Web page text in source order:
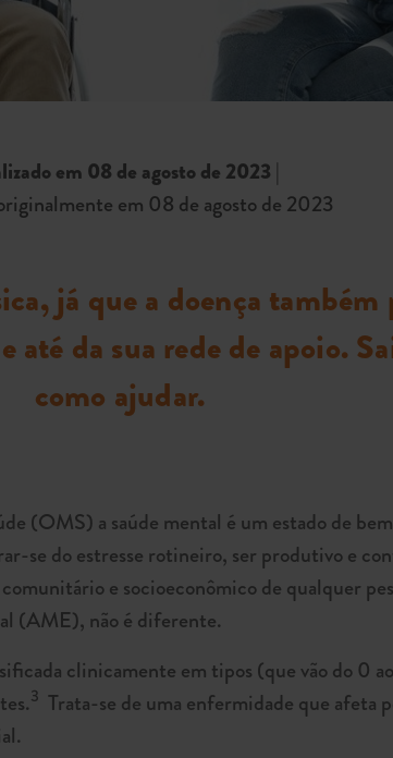
em 08 de agosto de 2023
em 08 de agosto de 2023
já que a doença
da sua rede de apoio.
como ajudar.
(OMS) a saúde mental é um estado de
se do estresse rotineiro, ser produtivo e
e socioeconômico de qualquer
(AME), não é diferente.
clinicamente em tipos (que vão do 0
3 Trata-se de uma enfermidade que afeta